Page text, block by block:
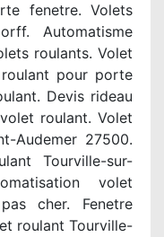
fenetre. Volets
Automatisme
roulants. Volet
pour porte
Devis rideau
roulant. Volet
Audemer 27500.
Tourville-sur-
volet
cher. Fenetre
roulant Tourville-